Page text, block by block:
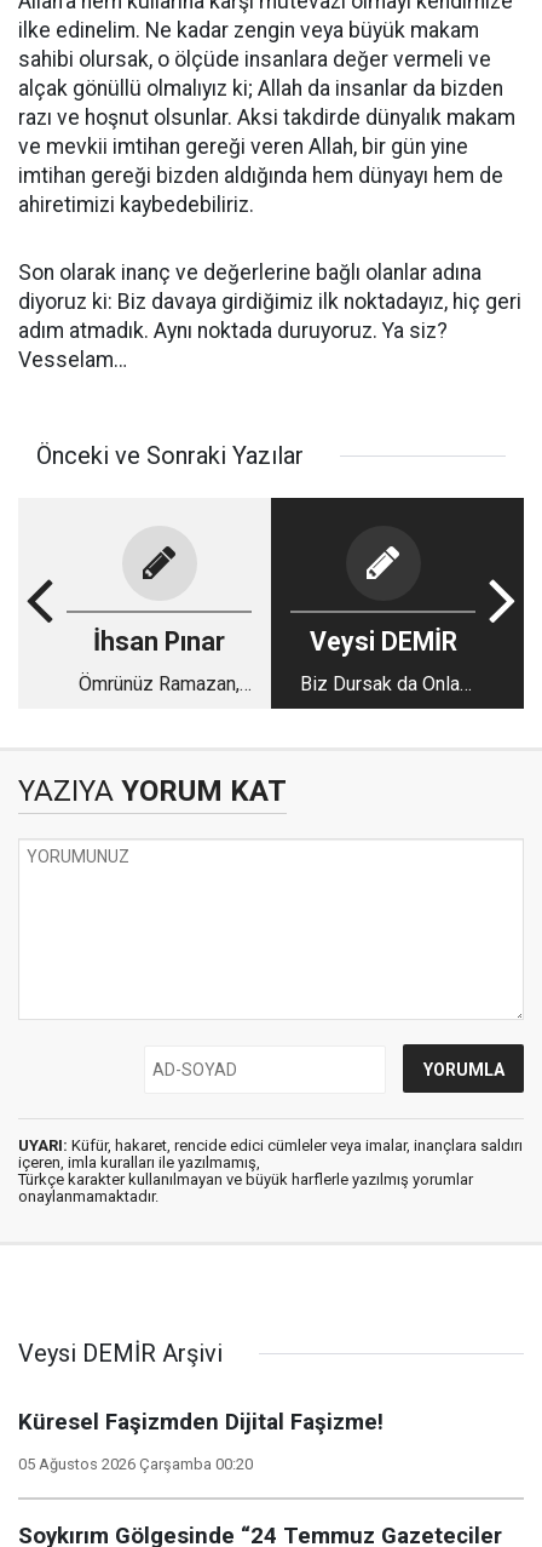
ilke edinelim. Ne kadar zengin veya büyük makam
sahibi olursak, o ölçüde insanlara değer vermeli ve
alçak gönüllü olmalıyız ki; Allah da insanlar da bizden
razı ve hoşnut olsunlar. Aksi takdirde dünyalık makam
ve mevkii imtihan gereği veren Allah, bir gün yine
imtihan gereği bizden aldığında hem dünyayı hem de
ahiretimizi kaybedebiliriz.
Son olarak inanç ve değerlerine bağlı olanlar adına
diyoruz ki: Biz davaya girdiğimiz ilk noktadayız, hiç geri
adım atmadık. Aynı noktada duruyoruz. Ya siz?
Vesselam…
Önceki ve Sonraki Yazılar
İhsan Pınar
Ömrünüz Ramazan,
Veysi DEMİR
Biz Dursak da Onlar
Durmayacak!
YAZIYA YORUM KAT
UYARI: Küfür, hakaret, rencide edici cümleler veya imalar, inançlara saldırı
içeren, imla kuralları ile yazılmamış,
Türkçe karakter kullanılmayan ve büyük harflerle yazılmış yorumlar
onaylanmamaktadır.
Veysi DEMİR Arşivi
Küresel Faşizmden Dijital Faşizme!
05 Ağustos 2026 Çarşamba 00:20
Soykırım Gölgesinde “24 Temmuz Gazeteciler